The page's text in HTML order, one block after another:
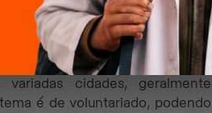
projeto sem fins lucrativos que
de São Paulo, tendo uma
cidades, geralmente
é de voluntariado, podendo